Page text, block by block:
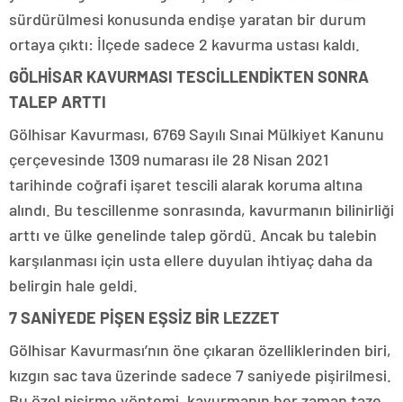
sürdürülmesi konusunda endişe yaratan bir durum
ortaya çıktı: İlçede sadece 2 kavurma ustası kaldı.
GÖLHİSAR KAVURMASI TESCİLLENDİKTEN SONRA
TALEP ARTTI
Gölhisar Kavurması, 6769 Sayılı Sınai Mülkiyet Kanunu
çerçevesinde 1309 numarası ile 28 Nisan 2021
tarihinde coğrafi işaret tescili alarak koruma altına
alındı. Bu tescillenme sonrasında, kavurmanın bilinirliği
arttı ve ülke genelinde talep gördü. Ancak bu talebin
karşılanması için usta ellere duyulan ihtiyaç daha da
belirgin hale geldi.
7 SANİYEDE PİŞEN EŞSİZ BİR LEZZET
Gölhisar Kavurması’nın öne çıkaran özelliklerinden biri,
kızgın sac tava üzerinde sadece 7 saniyede pişirilmesi.